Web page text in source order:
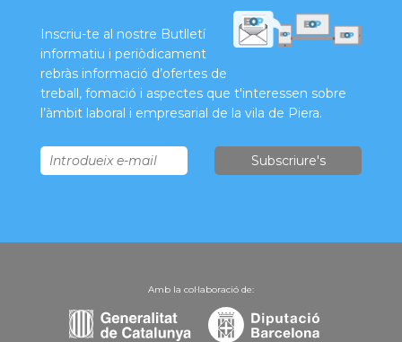
Inscriu-te al nostre Butlletí
informatiu i periòdicament
rebràs informació d’ofertes de
treball, fomació i aspectes que t'interessen sobre
l’àmbit laboral i empresarial de la vila de Piera.
Amb la col·laboració de: